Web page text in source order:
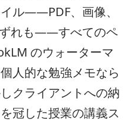
ル——PDF、画像、
ずれも——すべてのペ
のウォーターマ
人的な勉強メモなら
クライアントへの納
冠した授業の講義ス